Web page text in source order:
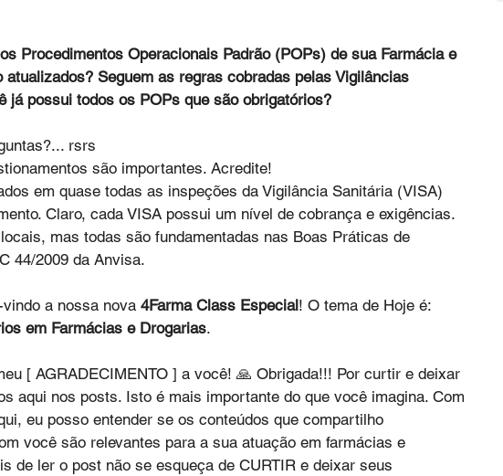
Procedimentos Operacionais Padrão (POPs) de sua Farmácia e
atualizados? Seguem as regras cobradas pelas Vigilâncias
já possui todos os POPs que são obrigatórios?
rsrs
são importantes. Acredite!
em quase todas as inspeções da Vigilância Sanitária (VISA)
Claro, cada VISA possui um nível de cobrança e exigências.
mas todas são fundamentadas nas Boas Práticas de
44/2009 da Anvisa.
a nossa nova 4Farma Class Especial! O tema de Hoje é:
em Farmácias e Drogarias.
[ AGRADECIMENTO ] a você! 🙏 Obrigada!!! Por curtir e deixar
aqui nos posts. Isto é mais importante do que você imagina. Com
eu posso entender se os conteúdos que compartilho
você são relevantes para a sua atuação em farmácias e
de ler o post não se esqueça de CURTIR e deixar seus